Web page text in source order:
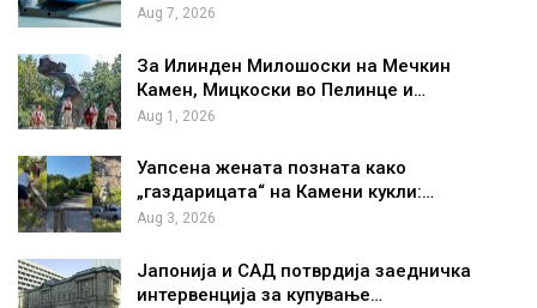
Aug 7, 2026
За Илинден Милошоски на Мечкин
Камен, Мицкоски во Пелинце и…
Aug 1, 2026
Уапсена жената позната како
„газдарицата“ на Камени кукли:…
Aug 3, 2026
Јапонија и САД потврдија заедничка
интервенција за купување…